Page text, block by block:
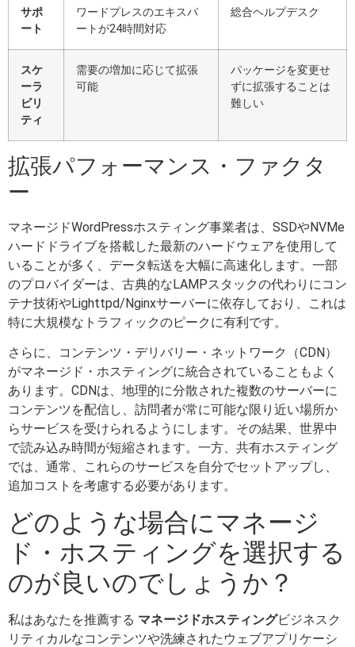
サポ
ート
ワードプレスのエキスパ
ートが24時間対応
総合ヘルプデスク
スケ
ーラ
ビリ
ティ
需要の増加に応じて拡張
可能
パッケージを変更せ
ずに拡張することは
難しい
拡張パフォーマンス・ファクタ
ー
マネージドWordPressホスティング事業者は、SSDやNVMe
ハードドライブを搭載した最新のハードウェアを使用して
いることが多く、データ転送を大幅に高速化します。一部
のプロバイダーは、古典的なLAMPスタックの代わりにコン
テナ技術やLighttpd/Nginxサーバーに依存しており、これは
特に大規模なトラフィックのピークに有利です。
さらに、コンテンツ・デリバリー・ネットワーク（CDN）
がマネージド・ホスティングに統合されていることもよく
あります。CDNは、地理的に分散された複数のサーバーに
コンテンツを配信し、訪問者が常に可能な限り近い場所か
らサービスを受けられるようにします。その結果、世界中
で読み込み時間が短縮されます。一方、共有ホスティング
では、通常、これらのサービスを自分でセットアップし、
追加コストを考慮する必要があります。
どのような場合にマネージ
ド・ホスティングを選択する
のが良いのでしょうか？
私はあなたを推薦する マネージドホスティングビジネスク
リティカルなコンテンツや洗練されたウェブアプリケーシ